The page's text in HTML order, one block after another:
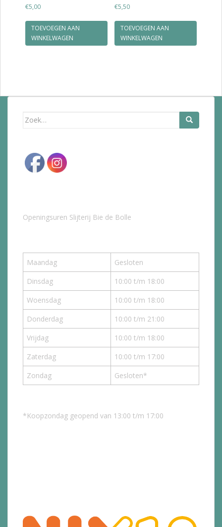
€5,00
TOEVOEGEN AAN
WINKELWAGEN
€5,50
TOEVOEGEN AAN
WINKELWAGEN
Zoek
Openingsuren Slijterij Bie de Bolle
Maandag
Gesloten
Dinsdag
10:00 t/m 18:00
Woensdag
10:00 t/m 18:00
Donderdag
10:00 t/m 21:00
Vrijdag
10:00 t/m 18:00
Zaterdag
10:00 t/m 17:00
Zondag
Gesloten*
*Koopzondag geopend van 13:00 t/m 17:00